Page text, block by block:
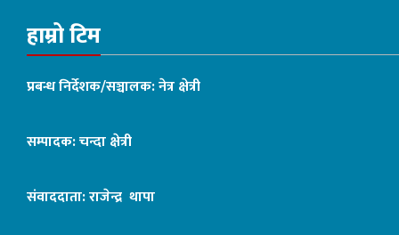
हाम्रो टिम
प्रबन्ध निर्देशक/सञ्चालक: नेत्र क्षेत्री
सम्पादक: चन्दा क्षेत्री
संवाददाता: राजेन्द्र थापा